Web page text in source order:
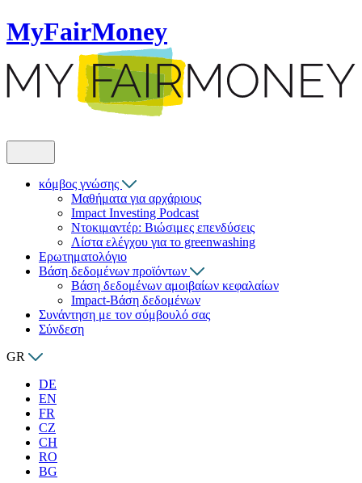
MyFairMoney
κόμβος γνώσης
Μαθήματα για αρχάριους
Impact Investing Podcast
Ντοκιμαντέρ: Βιώσιμες επενδύσεις
Λίστα ελέγχου για το greenwashing
Ερωτηματολόγιο
Βάση δεδομένων προϊόντων
Βάση δεδομένων αμοιβαίων κεφαλαίων
Impact-Βάση δεδομένων
Συνάντηση με τον σύμβουλό σας
Σύνδεση
GR
DE
EN
FR
CZ
CH
RO
BG